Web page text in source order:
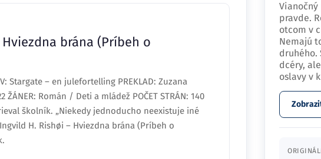
Hviezdna brána (Príbeh o
Stargate – en julefortelling PREKLAD: Zuzana
ŽÁNER: Román / Deti a mládež POČET STRÁN: 140
školník. „Niekedy jednoducho neexistuje iné
H. Rishøi – Hviezdna brána (Príbeh o
pravde.
otcom v
Nemajú
druhého.
dcéry,
oslavy v